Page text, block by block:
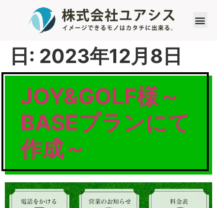
日: 2023年12月8日
JOY&GOLF様～
BASEプランにて
作成～